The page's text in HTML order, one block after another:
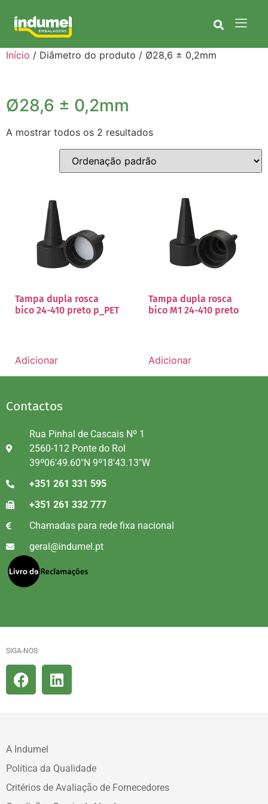
Início / Diâmetro do produto / Ø28,6 ± 0,2mm
Ø28,6 ± 0,2mm
A mostrar todos os 2 resultados
Tampa dupla rosca
bico 24-410 preto p_PET
Adicionar
Tampa dupla rosca
bico M1 24-410 preto
Adicionar
Contactos
Rua Pinhal de Cascais Nº 1
2560-112 Ponte do Rol
39º06'49.60"N 9º18'43.13"W
+351 261 331 595
+351 261 332 777
Chamadas para rede fixa nacional
geral@indumel.pt
SIGA-NOS
A Indumel
Política da Qualidade
Critérios de Avaliação de Fornecedores